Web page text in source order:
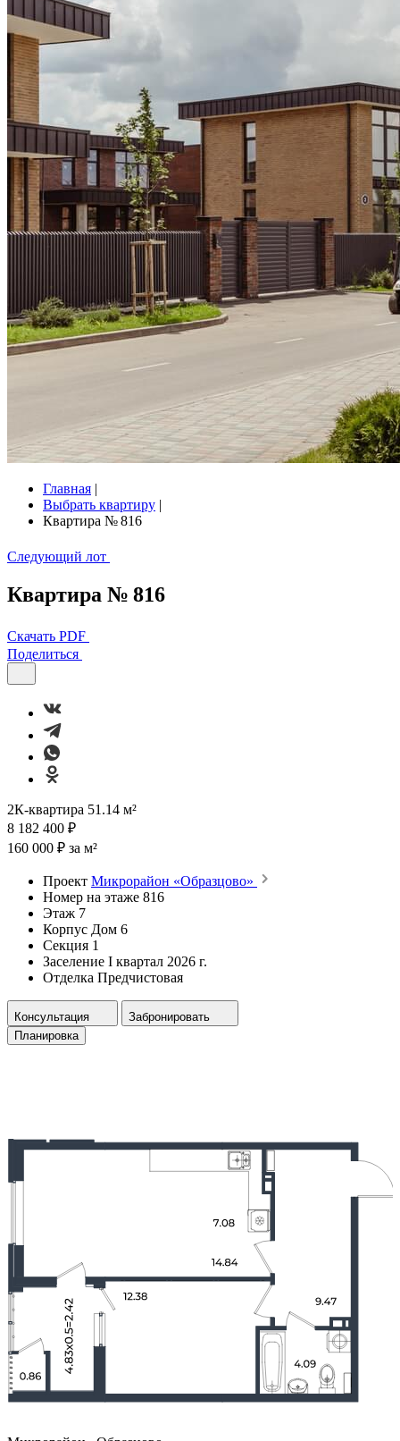
Главная |
Выбрать квартиру |
Квартира № 816
Следующий лот
Квартира № 816
Скачать PDF
Поделиться
2К-квартира 51.14 м²
8 182 400 ₽
160 000 ₽ за м²
Проект Микрорайон «Образцово»
Номер на этаже 816
Этаж 7
Корпус Дом 6
Секция 1
Заселение I квартал 2026 г.
Отделка Предчистовая
Консультация
Забронировать
Планировка